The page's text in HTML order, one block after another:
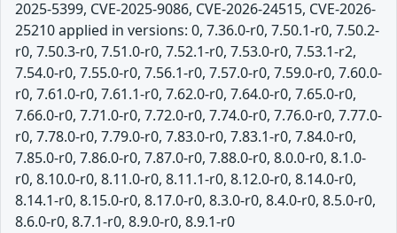
2025-5399, CVE-2025-9086, CVE-2026-24515, CVE-2026-
25210 applied in versions: 0, 7.36.0-r0, 7.50.1-r0, 7.50.2-
r0, 7.50.3-r0, 7.51.0-r0, 7.52.1-r0, 7.53.0-r0, 7.53.1-r2,
7.54.0-r0, 7.55.0-r0, 7.56.1-r0, 7.57.0-r0, 7.59.0-r0, 7.60.0-
r0, 7.61.0-r0, 7.61.1-r0, 7.62.0-r0, 7.64.0-r0, 7.65.0-r0,
7.66.0-r0, 7.71.0-r0, 7.72.0-r0, 7.74.0-r0, 7.76.0-r0, 7.77.0-
r0, 7.78.0-r0, 7.79.0-r0, 7.83.0-r0, 7.83.1-r0, 7.84.0-r0,
7.85.0-r0, 7.86.0-r0, 7.87.0-r0, 7.88.0-r0, 8.0.0-r0, 8.1.0-
r0, 8.10.0-r0, 8.11.0-r0, 8.11.1-r0, 8.12.0-r0, 8.14.0-r0,
8.14.1-r0, 8.15.0-r0, 8.17.0-r0, 8.3.0-r0, 8.4.0-r0, 8.5.0-r0,
8.6.0-r0, 8.7.1-r0, 8.9.0-r0, 8.9.1-r0